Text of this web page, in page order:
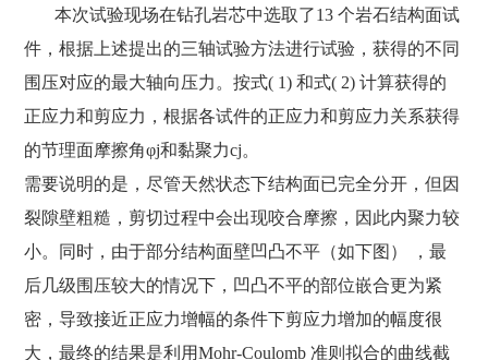
本次试验现场在钻孔岩芯中选取了13 个岩石结构面试
件，根据上述提出的三轴试验方法进行试验，获得的不同
围压对应的最大轴向压力。按式( 1) 和式( 2) 计算获得的
正应力和剪应力，根据各试件的正应力和剪应力关系获得
的节理面摩擦角φj和黏聚力cj。
需要说明的是，尽管天然状态下结构面已完全分开，但因
裂隙壁粗糙，剪切过程中会出现咬合摩擦，因此内聚力较
小。同时，由于部分结构面壁凹凸不平（如下图） ，最
后几级围压较大的情况下，凹凸不平的部位嵌合更为紧
密，导致接近正应力增幅的条件下剪应力增加的幅度很
大，最终的结果是利用Mohr-Coulomb 准则拟合的曲线截